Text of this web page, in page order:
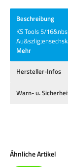
Beschreibung
KS Tools 5/
Mehr
Hersteller-Infos
Warn- u.
Produktgalerie
Ähnliche Artikel